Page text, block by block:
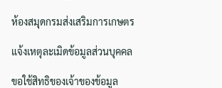
ห้องสมุดกรมส่งเสริมการเกษตร
แจ้งเหตุละเมิดข้อมูลส่วนบุคคล
ขอใช้สิทธิของเจ้าของข้อมูล